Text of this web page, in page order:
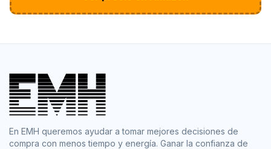
En EMH queremos ayudar a tomar mejores decisiones de
compra con menos tiempo y energía. Ganar la confianza de